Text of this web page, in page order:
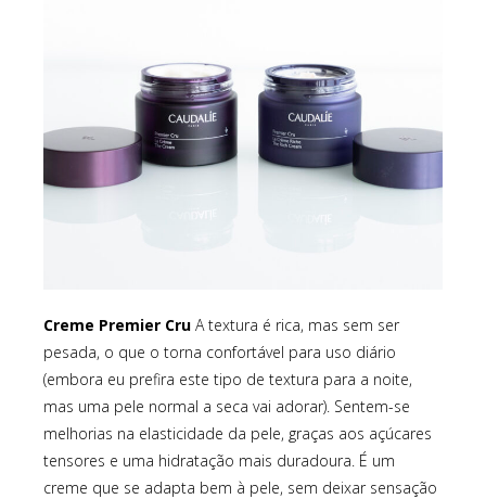
Creme Premier Cru A textura é rica, mas sem ser
pesada, o que o torna confortável para uso diário
(embora eu prefira este tipo de textura para a noite,
mas uma pele normal a seca vai adorar). Sentem-se
melhorias na elasticidade da pele, graças aos açúcares
tensores e uma hidratação mais duradoura. É um
creme que se adapta bem à pele, sem deixar sensação